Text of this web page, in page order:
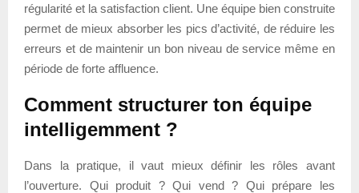
régularité et la satisfaction client. Une équipe bien construite
permet de mieux absorber les pics d’activité, de réduire les
erreurs et de maintenir un bon niveau de service même en
période de forte affluence.
Comment structurer ton équipe
intelligemment ?
Dans la pratique, il vaut mieux définir les rôles avant
l’ouverture. Qui produit ? Qui vend ? Qui prépare les